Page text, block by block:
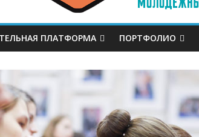
ПЛАТФОРМА ПОРТФОЛИО